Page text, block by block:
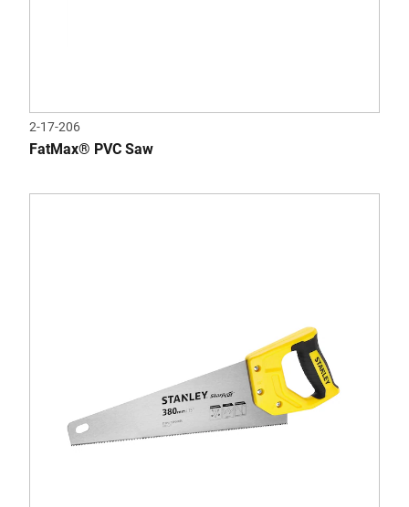
2-17-206
FatMax® PVC Saw